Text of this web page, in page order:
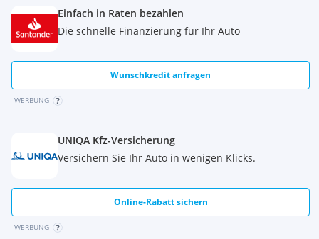
Einfach in Raten bezahlen
Die schnelle Finanzierung für Ihr Auto
Wunschkredit anfragen
WERBUNG
UNIQA Kfz-Versicherung
Versichern Sie Ihr Auto in wenigen Klicks.
Online-Rabatt sichern
WERBUNG